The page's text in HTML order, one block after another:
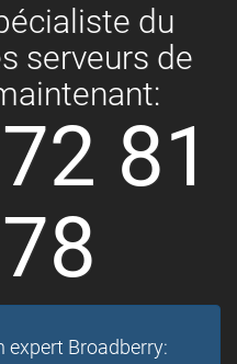
du
serveurs de
81
expert Broadberry: